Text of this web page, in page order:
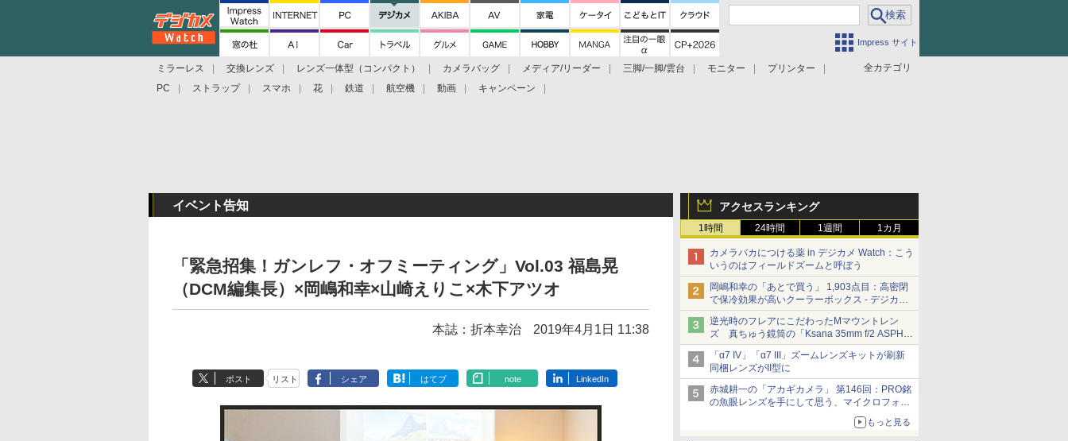
Impress サイト
全カテゴリ
ミラーレス 交換レンズ レンズ一体型（コンパクト） カメラバッグ メディア/リーダー 三脚/一脚/雲台 モニター
プリンター
PC
ストラップ スマホ 花 鉄道 航空機 動画 キャンペーン
アクセスランキング
1時間 24時間 1週間 1カ月
カメラバカにつける薬 in デジカメ Watch：こう
いうのはフィールドズームと呼ぼう
岡嶋和幸の「あとで買う」 1,903点目：高密閉
で保冷効果が高いクーラーボックス - デジカメ
Watch
逆光時のフレアにこだわったMマウントレン
ズ 真ちゅう鏡筒の「Ksana 35mm f/2 ASPH.
シルバークローム」
「α7 IV」「α7 III」ズームレンズキットが刷新
同梱レンズがII型に
赤城耕一の「アカギカメラ」 第146回：PRO銘
の魚眼レンズを手にして思う、マイクロフォー
もっと見る
イベント告知
「緊急招集！ガンレフ・オフミーティング」Vol.03 福島晃
（DCM編集長）×岡嶋和幸×山崎えりこ×木下アツオ
本誌：折本幸治 2019年4月1日 11:38
ポスト リスト シェア はてブ note LinkedIn